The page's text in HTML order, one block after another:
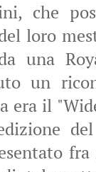
che
loro
una
un
era il